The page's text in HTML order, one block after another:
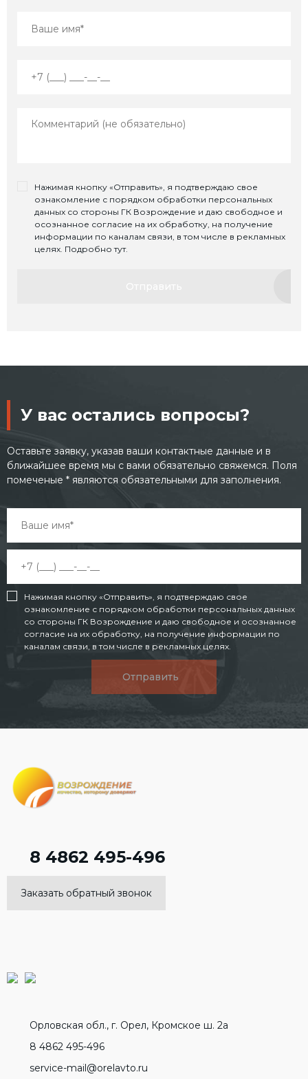
Нажимая кнопку «Отправить», я подтверждаю свое
ознакомление с порядком обработки персональных
данных со стороны ГК Возрождение и даю свободное и
осознанное согласие на их обработку, на получение
информации по каналам связи, в том числе в рекламных
целях. Подробно тут.
У вас остались вопросы?
Оставьте заявку, указав ваши контактные данные и в
ближайшее время мы с вами обязательно свяжемся. Поля
помеченые * являются обязательными для заполнения.
Нажимая кнопку «Отправить», я подтверждаю свое
ознакомление с порядком обработки персональных данных
со стороны ГК Возрождение и даю свободное и осознанное
согласие на их обработку, на получение информации по
каналам связи, в том числе в рекламных целях.
Отправить
8 4862 495-496
Заказать обратный звонок
Орловская обл., г. Орел, Кромское ш. 2а
8 4862 495-496
service-mail@orelavto.ru